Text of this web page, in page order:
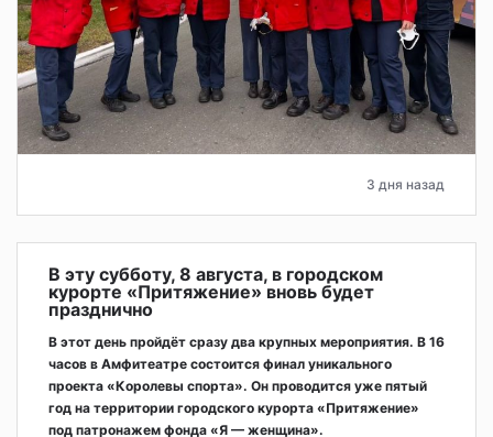
3 дня назад
В эту субботу, 8 августа, в городском
курорте «Притяжение» вновь будет
празднично
В этот день пройдёт сразу два крупных мероприятия. В 16
часов в Амфитеатре состоится финал уникального
проекта «Королевы спорта». Он проводится уже пятый
год на территории городского курорта «Притяжение»
под патронажем фонда «Я — женщина».